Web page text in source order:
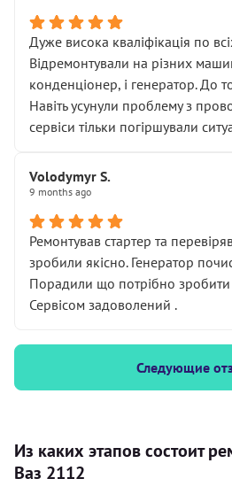
Дуже висока кваліфікація по
Відремонтували на різних
конденціонер, і генератор. До
Навіть усунули проблему з
сервіси тільки погіршували
Volodymyr S.
9 months ago
Ремонтував стартер та
зробили якісно. Генератор
Порадили що потрібно зробити
Сервісом задоволений .
Следующие
Из каких этапов состоит
Ваз 2112